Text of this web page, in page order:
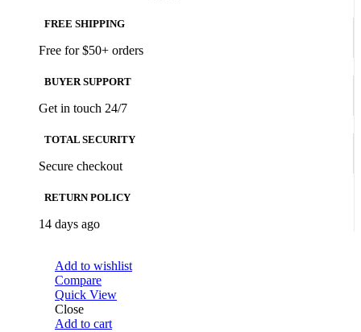
FREE SHIPPING
Free for $50+ orders
BUYER SUPPORT
Get in touch 24/7
TOTAL SECURITY
Secure checkout
RETURN POLICY
14 days ago
Add to wishlist
Compare
Quick View
Close
Add to cart